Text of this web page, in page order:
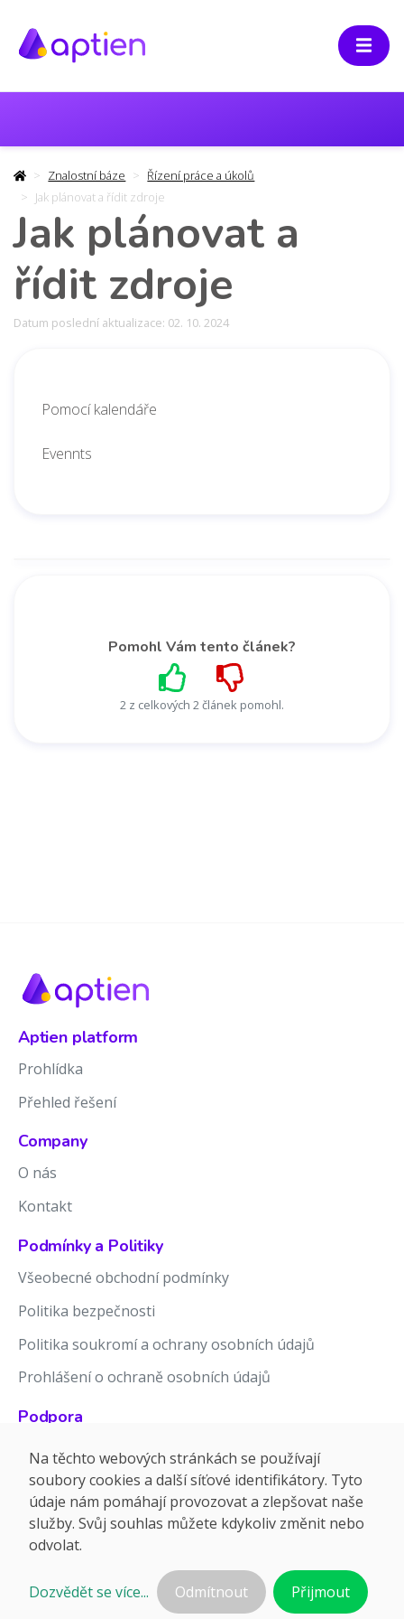
Znalostní báze
Řízení práce a úkolů
Jak plánovat a řídit zdroje
Jak plánovat a
řídit zdroje
Datum poslední aktualizace: 02. 10. 2024
Pomohl Vám tento článek?
2 z celkových 2 článek pomohl.
Pomocí kalendáře
Evennts
Aptien platform
Prohlídka
Přehled řešení
Company
O nás
Kontakt
Podmínky a Politiky
Všeobecné obchodní podmínky
Politika bezpečnosti
Politika soukromí a ochrany osobních údajů
Prohlášení o ochraně osobních údajů
Podpora
Znalostní báze
Release notes
Na těchto webových stránkách se používají
soubory cookies a další síťové identifikátory. Tyto
údaje nám pomáhají provozovat a zlepšovat naše
služby. Svůj souhlas můžete kdykoliv změnit nebo
odvolat.
Dozvědět se více... Odmítnout Přijmout